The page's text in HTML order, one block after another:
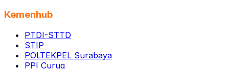
Kemenhub
PTDI-STTD
STIP
POLTEKPEL Surabaya
PPI Curug